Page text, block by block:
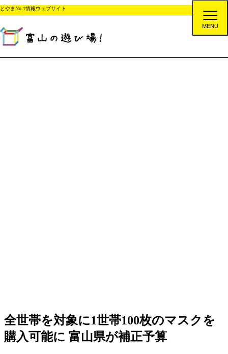
とやまNo.1情報ウェブサイト
MENU
全世帯を対象に1世帯100枚のマスクを
購入可能に 富山県が補正予算